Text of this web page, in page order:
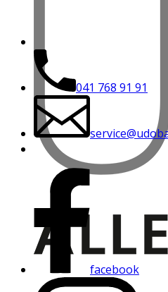
041 768 91 91
facebook